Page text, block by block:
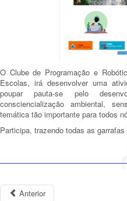
O Clube de Programação e
Escolas, irá desenvolver uma
poupar pauta-se pelo
consciencialização ambiental,
temática tão importante para todos
Participa, trazendo todas as garrafas
Anterior